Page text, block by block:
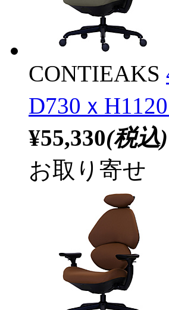
CONTIEAKS
D730ｘ
¥55,330(税込)
お取り寄せ